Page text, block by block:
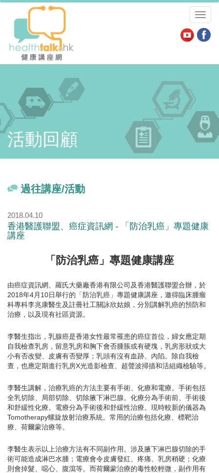
活動回顧
過往講座/活動
2018.04.10
香港醫護聯盟、癌症資訊網 - 「防治乳癌」專題健康
講座
「防治乳癌」專題健康講座
由癌症資訊網、羅氏大藥廠香港有限公司及香港醫護聯盟合辦，於
2018年4月10日舉行的「防治乳癌」專題健康講座，邀得臨床腫瘤
科專科李兆康醫生及註冊社工關詠欣姑娘，分別講解乳癌的預防和
治療，以及現有社區資源。
李醫生指出，乳腺癌是香港女性最常罹患的癌症首位，婦女應定期
自我檢查乳房，留意乳房和胸下會否腫脹或有硬塊，乳房形狀或大
小有否改變、皮膚有否變厚；乳頭有沒有血跡、內陷。除自我檢
查，也應定期進行乳房X光造影檢查、超聲波掃描和活組織檢驗等。
李醫生講解，治療乳癌的方法主要有手術、化療和電療。手術包括
全乳切除、局部切除、切除腋下淋巴腺。化療分為手術前、手術後
和舒緩性化療。電療分為手術後和舒緩性治療。現時較新的儀器為
Tomotherapy螺旋放射治療系統。常用的治療包括化療、標靶治
療、荷爾蒙治療等。
李醫生表示以上治療方法有不同副作用。涉及腋下淋巴腺切除的手
術可能造成淋巴水腫；電療會令皮膚發紅、疼痛、乳房稍硬；化療
則會掉髮、噁心、腹瀉等。而荷爾蒙治療的毒性較輕微，副作用有